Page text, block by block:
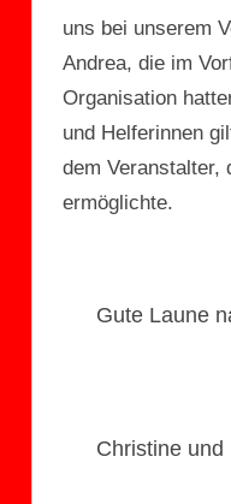
uns bei unserem
Andrea, die im
Organisation
und Helferinnen
dem Veranstalter,
ermöglichte.
Gute Laune
Christine und